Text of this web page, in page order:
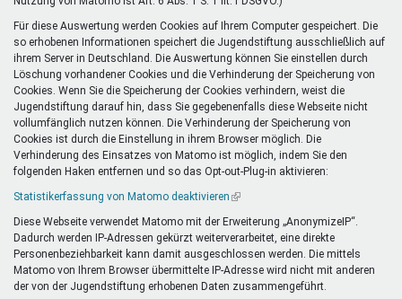
Für diese Auswertung werden Cookies auf Ihrem Computer gespeichert. Die
so erhobenen Informationen speichert die Jugendstiftung ausschließlich auf
ihrem Server in Deutschland. Die Auswertung können Sie einstellen durch
Löschung vorhandener Cookies und die Verhinderung der Speicherung von
Cookies. Wenn Sie die Speicherung der Cookies verhindern, weist die
Jugendstiftung darauf hin, dass Sie gegebenenfalls diese Webseite nicht
vollumfänglich nutzen können. Die Verhinderung der Speicherung von
Cookies ist durch die Einstellung in ihrem Browser möglich. Die
Verhinderung des Einsatzes von Matomo ist möglich, indem Sie den
folgenden Haken entfernen und so das Opt-out-Plug-in aktivieren:
Statistikerfassung von Matomo deaktivieren (Link
extern)
Diese Webseite verwendet Matomo mit der Erweiterung „AnonymizeIP“.
Dadurch werden IP-Adressen gekürzt weiterverarbeitet, eine direkte
Personenbeziehbarkeit kann damit ausgeschlossen werden. Die mittels
Matomo von Ihrem Browser übermittelte IP-Adresse wird nicht mit anderen
der von der Jugendstiftung erhobenen Daten zusammengeführt.